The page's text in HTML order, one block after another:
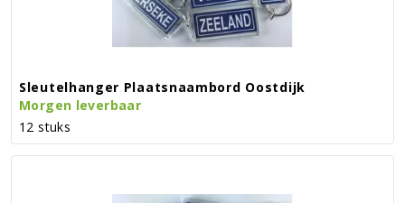
Sleutelhanger Plaatsnaambord Oostdijk
Morgen leverbaar
12 stuks